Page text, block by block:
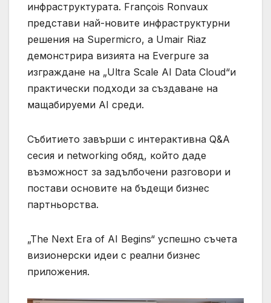
инфраструктурата. François Ronvaux
представи най-новите инфраструктурни
решения на Supermicro, а Umair Riaz
демонстрира визията на Everpure за
изграждане на „Ultra Scale AI Data Cloud“и
практически подходи за създаване на
мащабируеми AI среди.
Събитието завърши с интерактивна Q&A
сесия и networking обяд, който даде
възможност за задълбочени разговори и
постави основите на бъдещи бизнес
партньорства.
„The Next Era of AI Begins“ успешно съчета
визионерски идеи с реални бизнес
приложения.